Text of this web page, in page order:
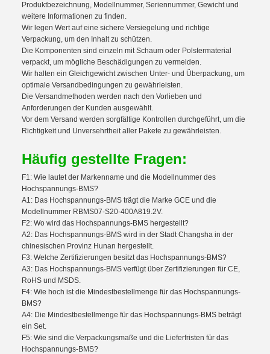
Produktbezeichnung, Modellnummer, Seriennummer, Gewicht und
weitere Informationen zu finden.
Wir legen Wert auf eine sichere Versiegelung und richtige
Verpackung, um den Inhalt zu schützen.
Die Komponenten sind einzeln mit Schaum oder Polstermaterial
verpackt, um mögliche Beschädigungen zu vermeiden.
Wir halten ein Gleichgewicht zwischen Unter- und Überpackung, um
optimale Versandbedingungen zu gewährleisten.
Die Versandmethoden werden nach den Vorlieben und
Anforderungen der Kunden ausgewählt.
Vor dem Versand werden sorgfältige Kontrollen durchgeführt, um die
Richtigkeit und Unversehrtheit aller Pakete zu gewährleisten.
Häufig gestellte Fragen:
F1: Wie lautet der Markenname und die Modellnummer des
Hochspannungs-BMS?
A1: Das Hochspannungs-BMS trägt die Marke GCE und die
Modellnummer RBMS07-S20-400A819.2V.
F2: Wo wird das Hochspannungs-BMS hergestellt?
A2: Das Hochspannungs-BMS wird in der Stadt Changsha in der
chinesischen Provinz Hunan hergestellt.
F3: Welche Zertifizierungen besitzt das Hochspannungs-BMS?
A3: Das Hochspannungs-BMS verfügt über Zertifizierungen für CE,
RoHS und MSDS.
F4: Wie hoch ist die Mindestbestellmenge für das Hochspannungs-
BMS?
A4: Die Mindestbestellmenge für das Hochspannungs-BMS beträgt
ein Set.
F5: Wie sind die Verpackungsmaße und die Lieferfristen für das
Hochspannungs-BMS?